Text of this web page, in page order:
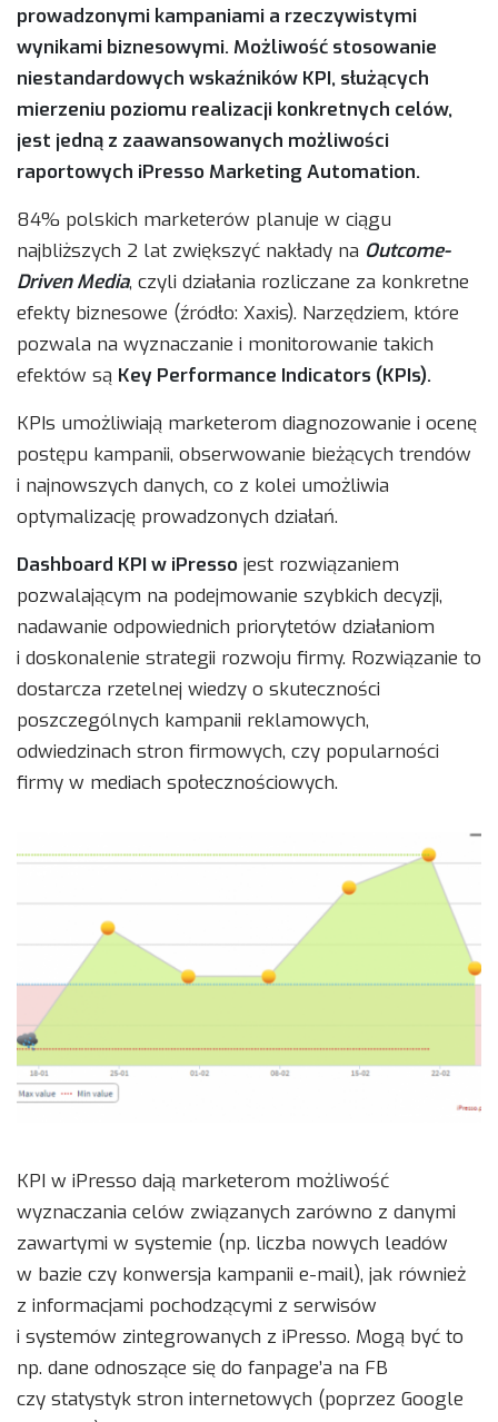
prowadzonymi kampaniami a rzeczywistymi
wynikami biznesowymi. Możliwość stosowanie
niestandardowych wskaźników KPI, służących
mierzeniu poziomu realizacji konkretnych celów,
jest jedną z zaawansowanych możliwości
raportowych iPresso Marketing Automation.
84% polskich marketerów planuje w ciągu
najbliższych 2 lat zwiększyć nakłady na Outcome-
Driven Media, czyli działania rozliczane za konkretne
efekty biznesowe (źródło: Xaxis). Narzędziem, które
pozwala na wyznaczanie i monitorowanie takich
efektów są Key Performance Indicators (KPIs).
KPIs umożliwiają marketerom diagnozowanie i ocenę
postępu kampanii, obserwowanie bieżących trendów
i najnowszych danych, co z kolei umożliwia
optymalizację prowadzonych działań.
Dashboard KPI w iPresso jest rozwiązaniem
pozwalającym na podejmowanie szybkich decyzji,
nadawanie odpowiednich priorytetów działaniom
i doskonalenie strategii rozwoju firmy. Rozwiązanie to
dostarcza rzetelnej wiedzy o skuteczności
poszczególnych kampanii reklamowych,
odwiedzinach stron firmowych, czy popularności
firmy w mediach społecznościowych.
KPI w iPresso dają marketerom możliwość
wyznaczania celów związanych zarówno z danymi
zawartymi w systemie (np. liczba nowych leadów
w bazie czy konwersja kampanii e-mail), jak również
z informacjami pochodzącymi z serwisów
i systemów zintegrowanych z iPresso. Mogą być to
np. dane odnoszące się do fanpage’a na FB
czy statystyk stron internetowych (poprzez Google